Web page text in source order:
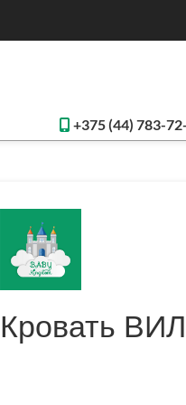
+375 (44) 783-
Кровать